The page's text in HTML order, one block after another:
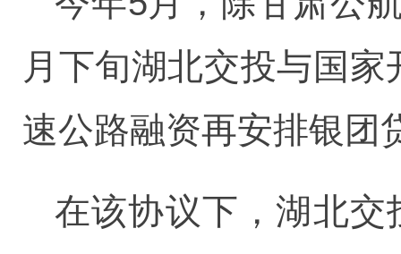
月下旬湖北交投与国
速公路融资再安排银团
在该协议下，湖北交